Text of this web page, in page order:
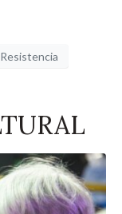
Resistencia